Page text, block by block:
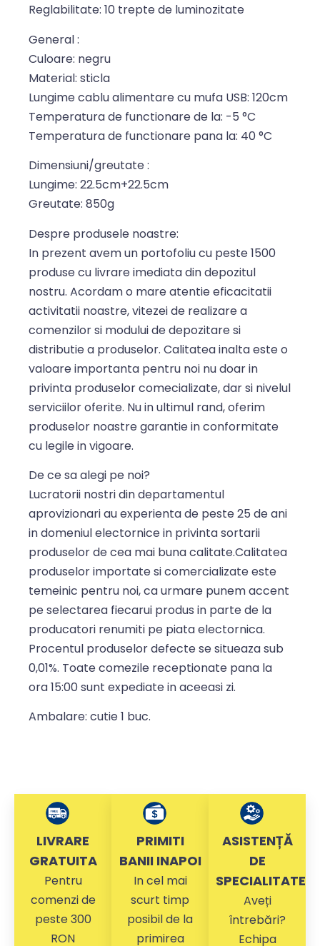
Reglabilitate: 10 trepte de luminozitate
General :
Culoare: negru
Material: sticla
Lungime cablu alimentare cu mufa USB: 120cm
Temperatura de functionare de la: -5 °C
Temperatura de functionare pana la: 40 °C
Dimensiuni/greutate :
Lungime: 22.5cm+22.5cm
Greutate: 850g
Despre produsele noastre:
In prezent avem un portofoliu cu peste 1500
produse cu livrare imediata din depozitul
nostru. Acordam o mare atentie eficacitatii
activitatii noastre, vitezei de realizare a
comenzilor si modului de depozitare si
distributie a produselor. Calitatea inalta este o
valoare importanta pentru noi nu doar in
privinta produselor comecializate, dar si nivelul
serviciilor oferite. Nu in ultimul rand, oferim
produselor noastre garantie in conformitate
cu legile in vigoare.
De ce sa alegi pe noi?
Lucratorii nostri din departamentul
aprovizionari au experienta de peste 25 de ani
in domeniul electornice in privinta sortarii
produselor de cea mai buna calitate.Calitatea
produselor importate si comercializate este
temeinic pentru noi, ca urmare punem accent
pe selectarea fiecarui produs in parte de la
producatori renumiti pe piata electornica.
Procentul produselor defecte se situeaza sub
0,01%. Toate comezile receptionate pana la
ora 15:00 sunt expediate in aceeasi zi.
Ambalare: cutie 1 buc.
LIVRARE
GRATUITA
Pentru
comenzi de
peste 300
RON
PRIMITI
BANII INAPOI
In cel mai
scurt timp
posibil de la
primirea
ASISTENȚĂ
DE
SPECIALITATE
Aveți
întrebări?
Echipa